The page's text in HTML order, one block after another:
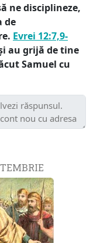
ne disciplineze,
de
Evrei 12:7,9-
au grijă de tine
Samuel cu